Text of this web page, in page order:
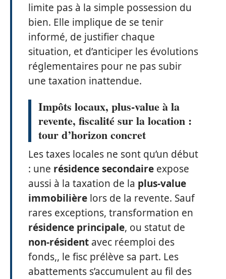
limite pas à la simple possession du
bien. Elle implique de se tenir
informé, de justifier chaque
situation, et d’anticiper les évolutions
réglementaires pour ne pas subir
une taxation inattendue.
Impôts locaux, plus-value à la
revente, fiscalité sur la location :
tour d’horizon concret
Les taxes locales ne sont qu’un début
: une résidence secondaire expose
aussi à la taxation de la plus-value
immobilière lors de la revente. Sauf
rares exceptions, transformation en
résidence principale, ou statut de
non-résident avec réemploi des
fonds,, le fisc prélève sa part. Les
abattements s’accumulent au fil des